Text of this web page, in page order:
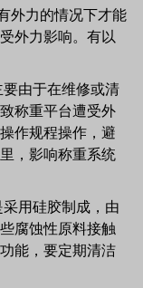
外力的情况下才能
外力影响。有以
由于在维修或清
称重平台遭受外
作规程操作，避
，影响称重系统
用硅胶制成，由
腐蚀性原料接触
能，要定期清洁